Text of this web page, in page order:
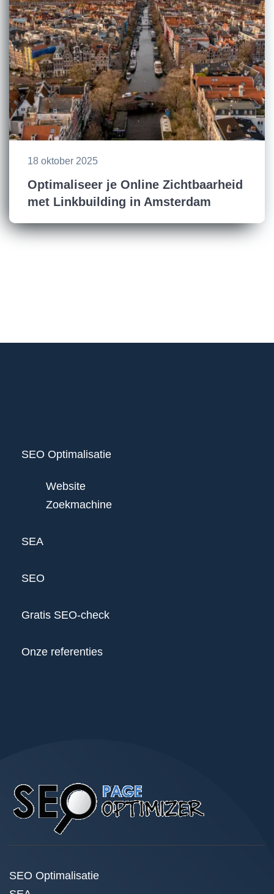
18 oktober 2025
Optimaliseer je Online Zichtbaarheid
met Linkbuilding in Amsterdam
SEO Optimalisatie
Website
Zoekmachine
SEA
SEO
Gratis SEO-check
Onze referenties
SEO Optimalisatie